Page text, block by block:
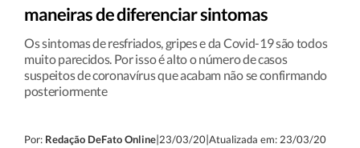
maneiras de diferenciar sintomas
Os sintomas de resfriados, gripes e da Covid-19 são todos
muito parecidos. Por isso é alto o número de casos
suspeitos de coronavírus que acabam não se confirmando
posteriormente
Por: Redação DeFato Online|23/03/20|Atualizada em: 23/03/20